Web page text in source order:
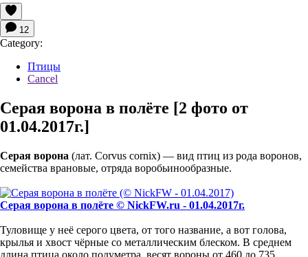
12
Category:
Птицы
Cancel
Серая ворона в полёте [2 фото от
01.04.2017г.]
Серая ворона (лат. Corvus cornix) — вид птиц из рода воронов,
семейства врановые, отряда воробьинообразные.
Серая ворона в полёте © NickFW.ru - 01.04.2017г.
Туловище у неё серого цвета, от того название, а вот голова,
крылья и хвост чёрные со металлическим блеском. В среднем
длина птица около полуметра, весят вороны от 460 до 735